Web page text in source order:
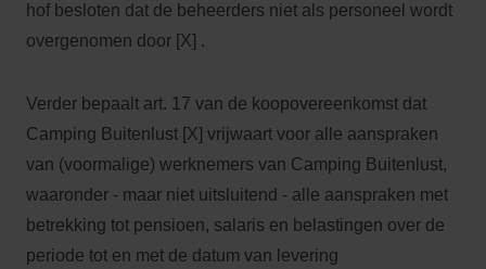
hof besloten dat de beheerders niet als personeel wordt
overgenomen door [X] .
Verder bepaalt art. 17 van de koopovereenkomst dat
Camping Buitenlust [X] vrijwaart voor alle aanspraken
van (voormalige) werknemers van Camping Buitenlust,
waaronder - maar niet uitsluitend - alle aanspraken met
betrekking tot pensioen, salaris en belastingen over de
periode tot en met de datum van levering